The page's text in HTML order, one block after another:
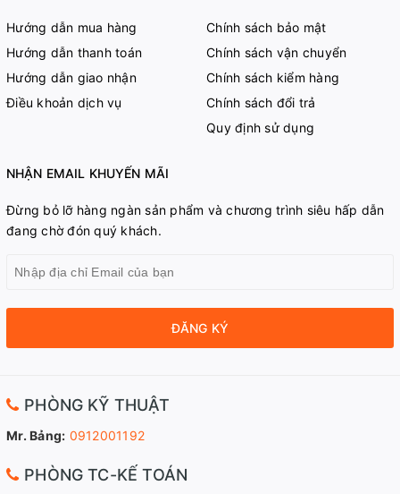
Hướng dẫn mua hàng
Hướng dẫn thanh toán
Hướng dẫn giao nhận
Điều khoản dịch vụ
Chính sách bảo mật
Chính sách vận chuyển
Chính sách kiểm hàng
Chính sách đổi trả
Quy định sử dụng
NHẬN EMAIL KHUYẾN MÃI
Đừng bỏ lỡ hàng ngàn sản phẩm và chương trình siêu hấp dẫn
đang chờ đón quý khách.
ĐĂNG KÝ
PHÒNG KỸ THUẬT
Mr. Bảng: 0912001192
PHÒNG TC-KẾ TOÁN